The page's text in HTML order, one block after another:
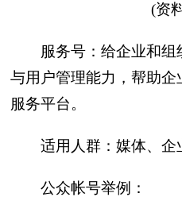
(资
服务号：给企业和
与用户管理能力，帮助
服务平台。
适用人群：媒体、企
公众帐号举例：